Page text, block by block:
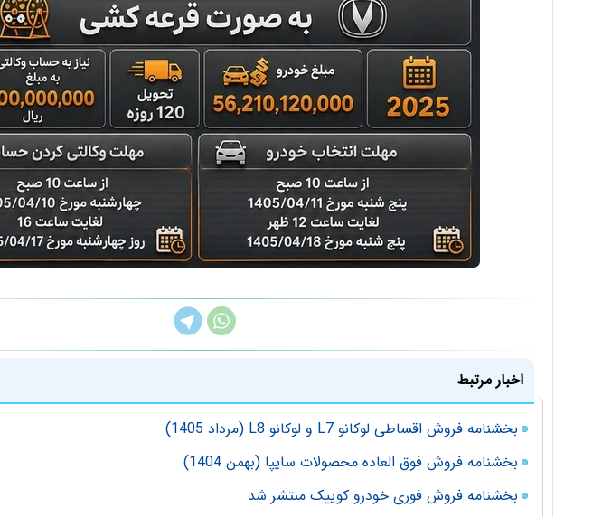
اخبار مرتبط
بخشنامه فروش اقساطی لوکانو L7 و لوکانو L8 (مرداد 1405)
بخشنامه فروش فوق العاده محصولات سایپا (بهمن 1404)
بخشنامه فروش فوری خودرو کوییک منتشر شد